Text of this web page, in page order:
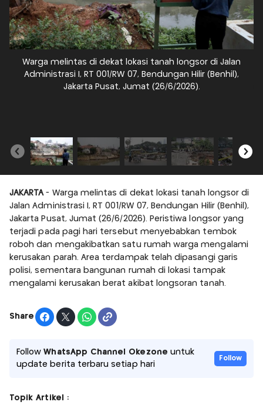
Warga melintas di dekat lokasi tanah longsor di Jalan
Administrasi I, RT 001/RW 07, Bendungan Hilir (Benhil),
Jakarta Pusat, Jumat (26/6/2026).
JAKARTA - Warga melintas di dekat lokasi tanah longsor di
Jalan Administrasi I, RT 001/RW 07, Bendungan Hilir (Benhil),
Jakarta Pusat, Jumat (26/6/2026). Peristiwa longsor yang
terjadi pada pagi hari tersebut menyebabkan tembok
roboh dan mengakibatkan satu rumah warga mengalami
kerusakan parah. Area terdampak telah dipasangi garis
polisi, sementara bangunan rumah di lokasi tampak
mengalami kerusakan berat akibat longsoran tanah.
Share
FollowWhatsApp Channel Okezone untuk
update berita terbaru setiap hari
Follow
Topik Artikel :